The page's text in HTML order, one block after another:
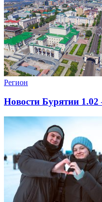
Регион
Новости Бурятии